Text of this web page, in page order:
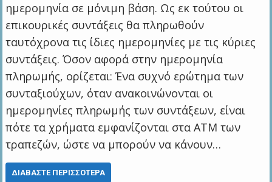
ημερομηνία σε μόνιμη βάση. Ως εκ τούτου οι
επικουρικές συντάξεις θα πληρωθούν
ταυτόχρονα τις ίδιες ημερομηνίες με τις κύριες
συντάξεις. Όσον αφορά στην ημερομηνία
πληρωμής, ορίζεται: Ένα συχνό ερώτημα των
συνταξιούχων, όταν ανακοινώνονται οι
ημερομηνίες πληρωμής των συντάξεων, είναι
πότε τα χρήματα εμφανίζονται στα ΑΤΜ των
τραπεζών, ώστε να μπορούν να κάνουν…
ΔΙΑΒΆΣΤΕ ΠΕΡΙΣΣΌΤΕΡΑ